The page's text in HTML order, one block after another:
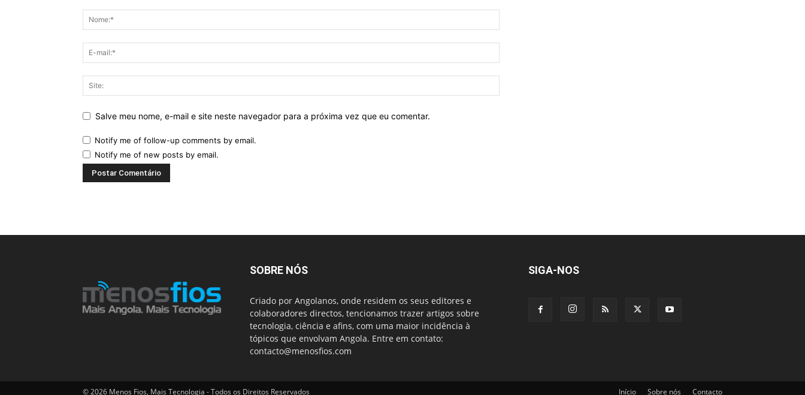
Salve meu nome, e-mail e site neste navegador para a próxima vez que eu comentar.
Notify me of follow-up comments by email.
Notify me of new posts by email.
SOBRE NÓS
Criado por Angolanos, onde residem os seus editores e
colaboradores directos, tencionamos trazer artigos sobre
tecnologia, ciência e afins, com uma maior incidência à
tópicos que envolvam Angola. Entre em contato:
contacto@menosfios.com
SIGA-NOS
Início Sobre nós Contacto
© 2026 Menos Fios, Mais Tecnologia - Todos os Direitos Reservados